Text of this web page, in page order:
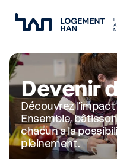
Vision
Approche
Équipe
Devenir
Découvrez
Ensemble,
chacun a la
pleinement.